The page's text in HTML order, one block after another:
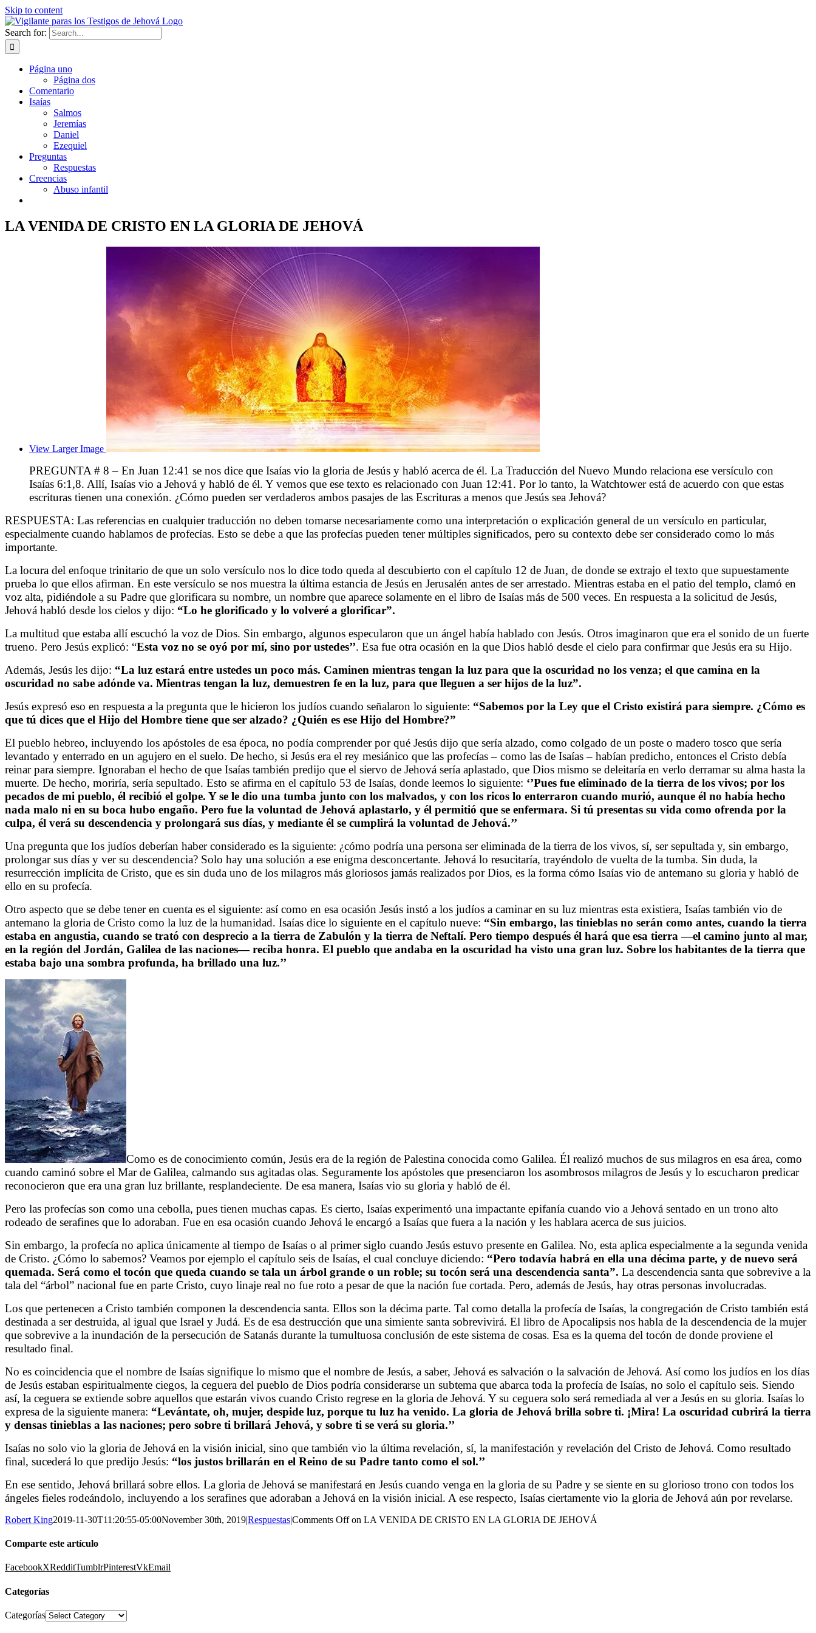
Skip to content
Search for:
Página uno
Página dos
Comentario
Isaías
Salmos
Jeremías
Daniel
Ezequiel
Preguntas
Respuestas
Creencias
Abuso infantil
LA VENIDA DE CRISTO EN LA GLORIA DE JEHOVÁ
View Larger Image
PREGUNTA # 8 – En Juan 12:41 se nos dice que Isaías vio la gloria de Jesús y habló acerca de él. La Traducción del Nuevo Mundo relaciona ese versículo con
Isaías 6:1,8. Allí, Isaías vio a Jehová y habló de él. Y vemos que ese texto es relacionado con Juan 12:41. Por lo tanto, la Watchtower está de acuerdo con que estas
escrituras tienen una conexión. ¿Cómo pueden ser verdaderos ambos pasajes de las Escrituras a menos que Jesús sea Jehová?
RESPUESTA: Las referencias en cualquier traducción no deben tomarse necesariamente como una interpretación o explicación general de un versículo en particular,
especialmente cuando hablamos de profecías. Esto se debe a que las profecías pueden tener múltiples significados, pero su contexto debe ser considerado como lo más
importante.
La locura del enfoque trinitario de que un solo versículo nos lo dice todo queda al descubierto con el capítulo 12 de Juan, de donde se extrajo el texto que supuestamente
prueba lo que ellos afirman. En este versículo se nos muestra la última estancia de Jesús en Jerusalén antes de ser arrestado. Mientras estaba en el patio del templo, clamó en
voz alta, pidiéndole a su Padre que glorificara su nombre, un nombre que aparece solamente en el libro de Isaías más de 500 veces. En respuesta a la solicitud de Jesús,
Jehová habló desde los cielos y dijo: “Lo he glorificado y lo volveré a glorificar”.
La multitud que estaba allí escuchó la voz de Dios. Sin embargo, algunos especularon que un ángel había hablado con Jesús. Otros imaginaron que era el sonido de un fuerte
trueno. Pero Jesús explicó: “Esta voz no se oyó por mí, sino por ustedes’’. Esa fue otra ocasión en la que Dios habló desde el cielo para confirmar que Jesús era su Hijo.
Además, Jesús les dijo: “La luz estará entre ustedes un poco más. Caminen mientras tengan la luz para que la oscuridad no los venza; el que camina en la
oscuridad no sabe adónde va. Mientras tengan la luz, demuestren fe en la luz, para que lleguen a ser hijos de la luz”.
Jesús expresó eso en respuesta a la pregunta que le hicieron los judíos cuando señalaron lo siguiente: “Sabemos por la Ley que el Cristo existirá para siempre. ¿Cómo es
que tú dices que el Hijo del Hombre tiene que ser alzado? ¿Quién es ese Hijo del Hombre?”
El pueblo hebreo, incluyendo los apóstoles de esa época, no podía comprender por qué Jesús dijo que sería alzado, como colgado de un poste o madero tosco que sería
levantado y enterrado en un agujero en el suelo. De hecho, si Jesús era el rey mesiánico que las profecías – como las de Isaías – habían predicho, entonces el Cristo debía
reinar para siempre. Ignoraban el hecho de que Isaías también predijo que el siervo de Jehová sería aplastado, que Dios mismo se deleitaría en verlo derramar su alma hasta la
muerte. De hecho, moriría, sería sepultado. Esto se afirma en el capítulo 53 de Isaías, donde leemos lo siguiente: ‘’Pues fue eliminado de la tierra de los vivos; por los
pecados de mi pueblo, él recibió el golpe. Y se le dio una tumba junto con los malvados, y con los ricos lo enterraron cuando murió, aunque él no había hecho
nada malo ni en su boca hubo engaño. Pero fue la voluntad de Jehová aplastarlo, y él permitió que se enfermara. Si tú presentas su vida como ofrenda por la
culpa, él verá su descendencia y prolongará sus días, y mediante él se cumplirá la voluntad de Jehová.’’
Una pregunta que los judíos deberían haber considerado es la siguiente: ¿cómo podría una persona ser eliminada de la tierra de los vivos, sí, ser sepultada y, sin embargo,
prolongar sus días y ver su descendencia? Solo hay una solución a ese enigma desconcertante. Jehová lo resucitaría, trayéndolo de vuelta de la tumba. Sin duda, la
resurrección implícita de Cristo, que es sin duda uno de los milagros más gloriosos jamás realizados por Dios, es la forma cómo Isaías vio de antemano su gloria y habló de
ello en su profecía.
Otro aspecto que se debe tener en cuenta es el siguiente: así como en esa ocasión Jesús instó a los judíos a caminar en su luz mientras esta existiera, Isaías también vio de
antemano la gloria de Cristo como la luz de la humanidad. Isaías dice lo siguiente en el capítulo nueve: “Sin embargo, las tinieblas no serán como antes, cuando la tierra
estaba en angustia, cuando se trató con desprecio a la tierra de Zabulón y la tierra de Neftalí. Pero tiempo después él hará que esa tierra —el camino junto al mar,
en la región del Jordán, Galilea de las naciones— reciba honra. El pueblo que andaba en la oscuridad ha visto una gran luz. Sobre los habitantes de la tierra que
estaba bajo una sombra profunda, ha brillado una luz.’’
Como es de conocimiento común, Jesús era de la región de Palestina conocida como Galilea. Él realizó muchos de sus milagros en esa área, como
cuando caminó sobre el Mar de Galilea, calmando sus agitadas olas. Seguramente los apóstoles que presenciaron los asombrosos milagros de Jesús y lo escucharon predicar
reconocieron que era una gran luz brillante, resplandeciente. De esa manera, Isaías vio su gloria y habló de él.
Pero las profecías son como una cebolla, pues tienen muchas capas. Es cierto, Isaías experimentó una impactante epifanía cuando vio a Jehová sentado en un trono alto
rodeado de serafines que lo adoraban. Fue en esa ocasión cuando Jehová le encargó a Isaías que fuera a la nación y les hablara acerca de sus juicios.
Sin embargo, la profecía no aplica únicamente al tiempo de Isaías o al primer siglo cuando Jesús estuvo presente en Galilea. No, esta aplica especialmente a la segunda venida
de Cristo. ¿Cómo lo sabemos? Veamos por ejemplo el capítulo seis de Isaías, el cual concluye diciendo: “Pero todavía habrá en ella una décima parte, y de nuevo será
quemada. Será como el tocón que queda cuando se tala un árbol grande o un roble; su tocón será una descendencia santa”. La descendencia santa que sobrevive a la
tala del “árbol” nacional fue en parte Cristo, cuyo linaje real no fue roto a pesar de que la nación fue cortada. Pero, además de Jesús, hay otras personas involucradas.
Los que pertenecen a Cristo también componen la descendencia santa. Ellos son la décima parte. Tal como detalla la profecía de Isaías, la congregación de Cristo también está
destinada a ser destruida, al igual que Israel y Judá. Es de esa destrucción que una simiente santa sobrevivirá. El libro de Apocalipsis nos habla de la descendencia de la mujer
que sobrevive a la inundación de la persecución de Satanás durante la tumultuosa conclusión de este sistema de cosas. Esa es la quema del tocón de donde proviene el
resultado final.
No es coincidencia que el nombre de Isaías signifique lo mismo que el nombre de Jesús, a saber, Jehová es salvación o la salvación de Jehová. Así como los judíos en los días
de Jesús estaban espiritualmente ciegos, la ceguera del pueblo de Dios podría considerarse un subtema que abarca toda la profecía de Isaías, no solo el capítulo seis. Siendo
así, la ceguera se extiende sobre aquellos que estarán vivos cuando Cristo regrese en la gloria de Jehová. Y su ceguera solo será remediada al ver a Jesús en su gloria. Isaías lo
expresa de la siguiente manera: “Levántate, oh, mujer, despide luz, porque tu luz ha venido. La gloria de Jehová brilla sobre ti. ¡Mira! La oscuridad cubrirá la tierra
y densas tinieblas a las naciones; pero sobre ti brillará Jehová, y sobre ti se verá su gloria.’’
Isaías no solo vio la gloria de Jehová en la visión inicial, sino que también vio la última revelación, sí, la manifestación y revelación del Cristo de Jehová. Como resultado
final, sucederá lo que predijo Jesús: “los justos brillarán en el Reino de su Padre tanto como el sol.’’
En ese sentido, Jehová brillará sobre ellos. La gloria de Jehová se manifestará en Jesús cuando venga en la gloria de su Padre y se siente en su glorioso trono con todos los
ángeles fieles rodeándolo, incluyendo a los serafines que adoraban a Jehová en la visión inicial. A ese respecto, Isaías ciertamente vio la gloria de Jehová aún por revelarse.
Robert King2019-11-30T11:20:55-05:00November 30th, 2019|Respuestas|Comments Offon LA VENIDA DE CRISTO EN LA GLORIA DE JEHOVÁ
Comparte este artículo
FacebookXRedditTumblrPinterestVkEmail
Categorías
Categorías